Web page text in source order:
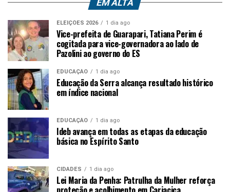
EM ALTA
ELEIÇÕES 2026 1 dia ago
Vice-prefeita de Guarapari, Tatiana Perim é
cogitada para vice-governadora ao lado de
Pazolini ao governo do ES
EDUCAÇÃO 1 dia ago
Educação da Serra alcança resultado histórico
em índice nacional
EDUCAÇÃO 1 dia ago
Ideb avança em todas as etapas da educação
básica no Espírito Santo
CIDADES 1 dia ago
Lei Maria da Penha: Patrulha da Mulher reforça